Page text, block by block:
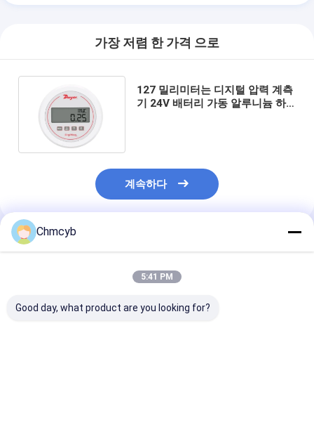
가장 저렴 한 가격 으로
127 밀리미터는 디지털 압력 계측
기 24V 배터리 가동 알루니늄 하
계속하다
추천된 제품
Chmcyb
5:41 PM
Good day, what product are you looking for?